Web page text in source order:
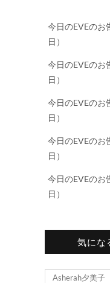
今日のEVEのお
日）
今日のEVEのお
日）
今日のEVEのお
日）
今日のEVEのお
日）
今日のEVEのお
日）
気にな
Asherah夕美子